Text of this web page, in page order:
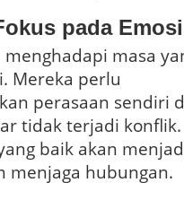
pada Emosi
menghadapi masa
Mereka perlu
perasaan sendiri
tidak terjadi konflik.
baik akan
menjaga hubungan.